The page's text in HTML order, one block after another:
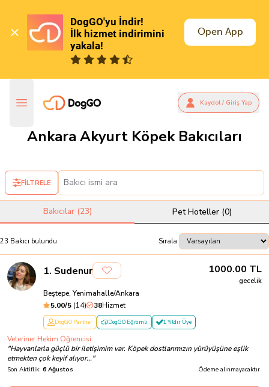
DogGO'yu İndir!
İlk hizmet indirimini
yakala!
Open App
Kaydol / Giriş Yap
Ankara Akyurt Köpek Bakıcıları
FİLTRELE
Bakıcılar (23) Pet Hoteller (0)
23 Bakıcı bulundu Sırala:
1. Sudenur 1000.00 TL
gecelik
Beştepe, Yenimahalle/Ankara
5.00/5 (14) 38Hizmet
DogGO Partner DogGO Eğitimli 1 Yıldır Üye
Veteriner Hekim Öğrencisi
"Hayvanlarla güçlü bir iletişimim var. Köpek dostlarımızın yürüyüşüne eşlik
etmekten çok keyif alıyor..."
Son Aktiflik: 6 Ağustos Ödeme alınmayacaktır.